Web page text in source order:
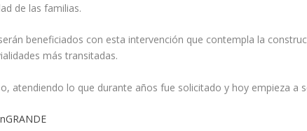
de lasfamilias.
beneficiados con esta intervención que contempla la
más transitadas.
atendiendo lo que durante años fue solicitado y hoy empieza a